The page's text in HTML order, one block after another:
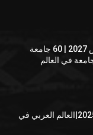
تصنيف الجامعات كيو إس 2027 | 60 جامعة
مؤشر مُدرَكات الفساد 2025|العالم العربي في